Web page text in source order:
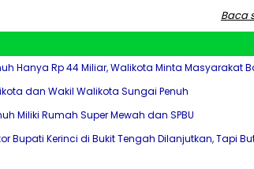
Baca
Hanya Rp 44 Miliar, Walikota Minta Masyarakat
dan Wakil Walikota Sungai Penuh
Miliki Rumah Super Mewah dan SPBU
Bupati Kerinci di Bukit Tengah Dilanjutkan, Tapi